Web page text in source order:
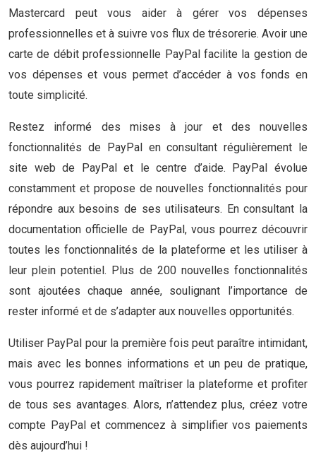
Mastercard peut vous aider à gérer vos dépenses
professionnelles et à suivre vos flux de trésorerie. Avoir une
carte de débit professionnelle PayPal facilite la gestion de
vos dépenses et vous permet d’accéder à vos fonds en
toute simplicité.
Restez informé des mises à jour et des nouvelles
fonctionnalités de PayPal en consultant régulièrement le
site web de PayPal et le centre d’aide. PayPal évolue
constamment et propose de nouvelles fonctionnalités pour
répondre aux besoins de ses utilisateurs. En consultant la
documentation officielle de PayPal, vous pourrez découvrir
toutes les fonctionnalités de la plateforme et les utiliser à
leur plein potentiel. Plus de 200 nouvelles fonctionnalités
sont ajoutées chaque année, soulignant l’importance de
rester informé et de s’adapter aux nouvelles opportunités.
Utiliser PayPal pour la première fois peut paraître intimidant,
mais avec les bonnes informations et un peu de pratique,
vous pourrez rapidement maîtriser la plateforme et profiter
de tous ses avantages. Alors, n’attendez plus, créez votre
compte PayPal et commencez à simplifier vos paiements
dès aujourd’hui !